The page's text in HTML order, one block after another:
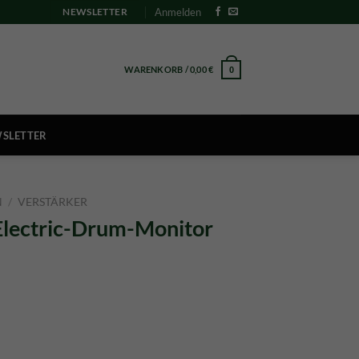
NEWSLETTER Anmelden
WARENKORB /0,00€ 0
/ VERSTÄRKER
Drum-Monitor